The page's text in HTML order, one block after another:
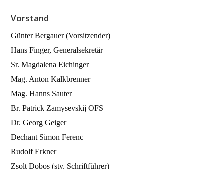
Vorstand
Günter Bergauer (Vorsitzender)
Hans Finger, Generalsekretär
Sr. Magdalena Eichinger
Mag. Anton Kalkbrenner
Mag. Hanns Sauter
Br. Patrick Zamysevskij OFS
Dr. Georg Geiger
Dechant Simon Ferenc
Rudolf Erkner
Zsolt Dobos (stv. Schriftführer)